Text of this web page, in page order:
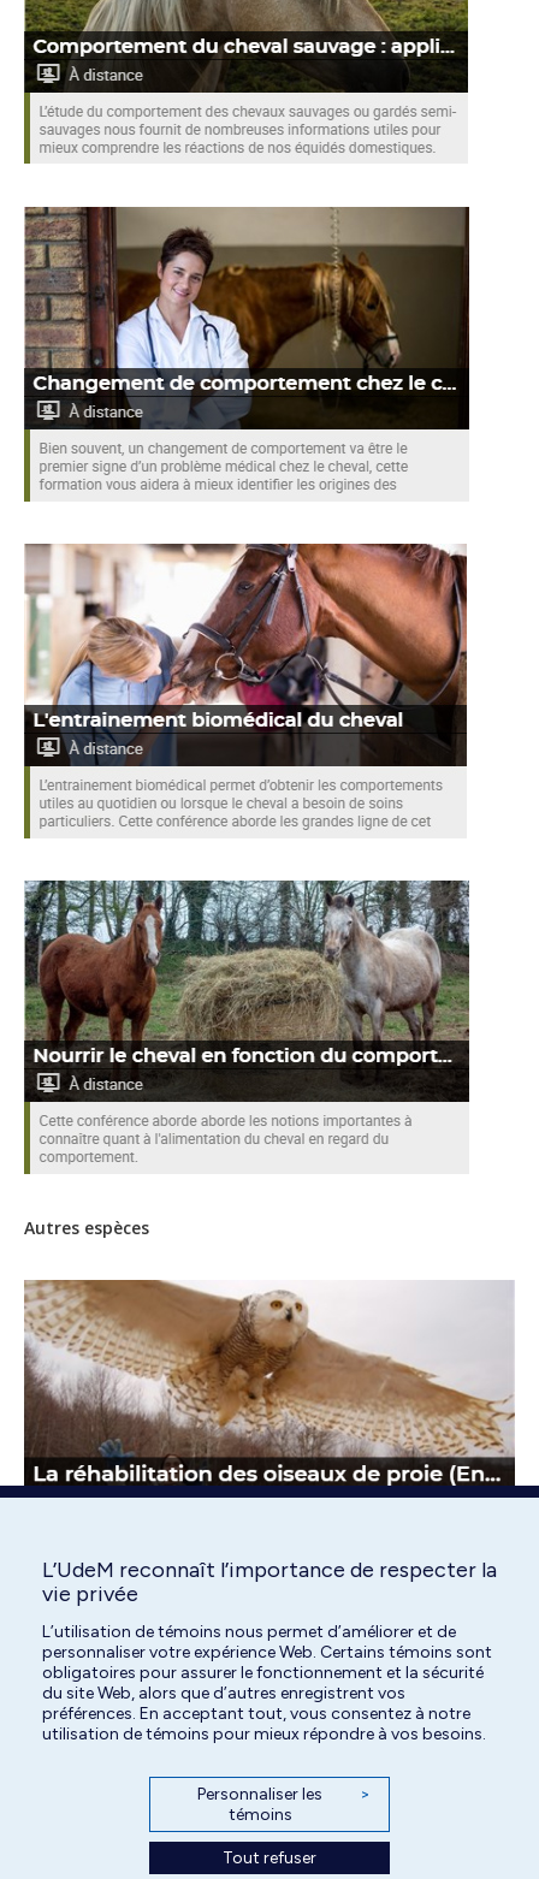
Autres espèces
L’UdeM reconnaît l’importance de respecter la
vie privée
L’utilisation de témoins nous permet d’améliorer et de
personnaliser votre expérience Web. Certains témoins sont
obligatoires pour assurer le fonctionnement et la sécurité
du site Web, alors que d’autres enregistrent vos
préférences. En acceptant tout, vous consentez à notre
utilisation de témoins pour mieux répondre à vos besoins.
Personnaliser les
témoins
>
Tout refuser